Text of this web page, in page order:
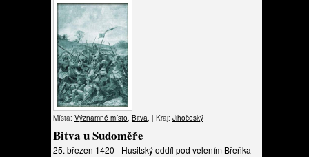
Místa: Významné místo, Bitva, | Kraj: Jihočeský
Bitva u Sudoměře
25. březen 1420 - Husitský oddíl pod velením Břeňka